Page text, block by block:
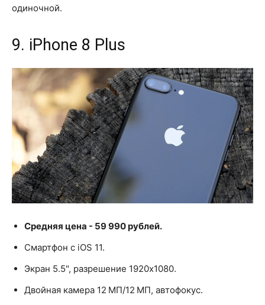
одиночной.
9. iPhone 8 Plus
Средняя цена - 59 990 рублей.
Смартфон с iOS 11.
Экран 5.5", разрешение 1920x1080.
Двойная камера 12 МП/12 МП, автофокус.